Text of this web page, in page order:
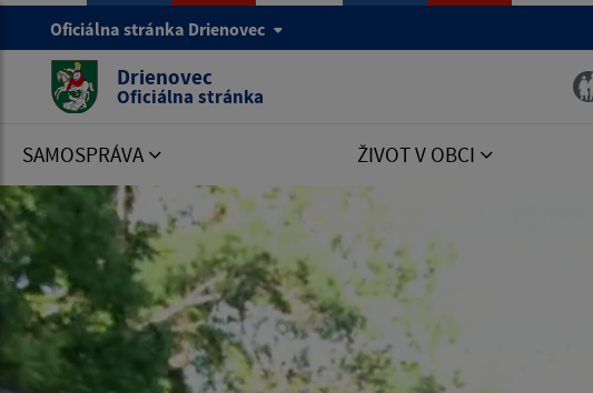
Oficiálna stránka Drienovec
Drienovec
Oficiálna stránka
SAMOSPRÁVA ŽIVOT V OBCI